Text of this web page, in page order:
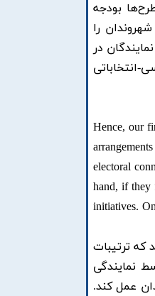
بودجه
را
در
انتخاباتی
Hence, our
electoral
hand, if they
initiatives.
که ترتیبات
نمایندگی
عمل کند.